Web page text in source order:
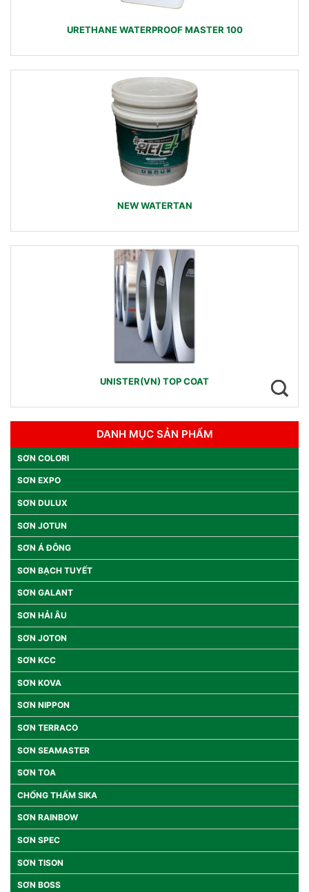
URETHANE WATERPROOF MASTER 100
NEW WATERTAN
UNISTER(VN) TOP COAT
DANH MỤC SẢN PHẨM
SƠN COLORI
SƠN EXPO
SƠN DULUX
SƠN JOTUN
SƠN Á ĐÔNG
SƠN BẠCH TUYẾT
SƠN GALANT
SƠN HẢI ÂU
SƠN JOTON
SƠN KCC
SƠN KOVA
SƠN NIPPON
SƠN TERRACO
SƠN SEAMASTER
SƠN TOA
CHỐNG THẤM SIKA
SƠN RAINBOW
SƠN SPEC
SƠN TISON
SƠN BOSS